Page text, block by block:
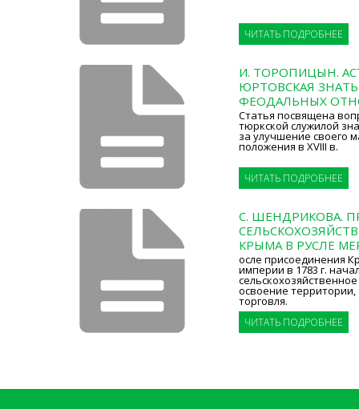
ЧИТАТЬ ПОДРОБНЕЕ
И. ТОРОПИЦЫН.
ЮРТОВСКАЯ
ФЕОДАЛЬНЫХ
Статья посвящена
тюркской служилой
за улучшение своего
положения в XVIII в.
ЧИТАТЬ ПОДРОБНЕЕ
С. ШЕНДРИКОВА.
КРЫМА В РУСЛЕ
осле присоединения
империи в 1783 г.
освоение
торговля.
ЧИТАТЬ ПОДРОБНЕЕ